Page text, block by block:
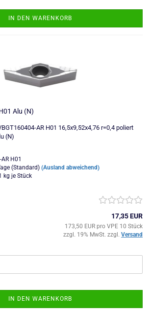
IN DEN WARENKORB
Alu (N)
AR H01 16,5x9,52x4,76 r=0,4 poliert
(N)
H01
(Standard) (Ausland abweichend)
kg je Stück
17,35 EUR
173,50 EUR pro VPE 10 Stück
zzgl. 19% MwSt. zzgl. Versand
IN DEN WARENKORB